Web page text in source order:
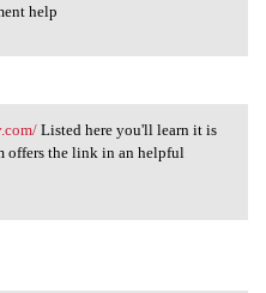
help
Listed
Listed here you'll learn it is
offers the link in an helpful